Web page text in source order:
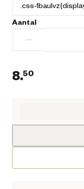
Aantal
−
8.50